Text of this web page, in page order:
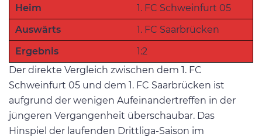
Heim
1. FC Schweinfurt 05
Auswärts
1. FC Saarbrücken
Ergebnis
1:2
Der direkte Vergleich zwischen dem 1. FC
Schweinfurt 05 und dem 1. FC Saarbrücken ist
aufgrund der wenigen Aufeinandertreffen in der
jüngeren Vergangenheit überschaubar. Das
Hinspiel der laufenden Drittliga-Saison im